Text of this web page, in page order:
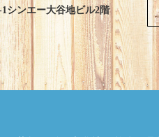
シンエー大谷地ビル2階